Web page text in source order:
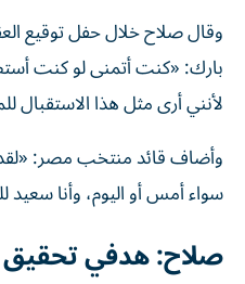
وقال صلاح خلال حفل توقيع
بارك: «كنت أتمنى لو كنت
لأنني أرى مثل هذا الاستقبال
وأضاف قائد منتخب مصر:
سواء أمس أو اليوم، وأنا سعيد
صلاح: هدفي تحقيق